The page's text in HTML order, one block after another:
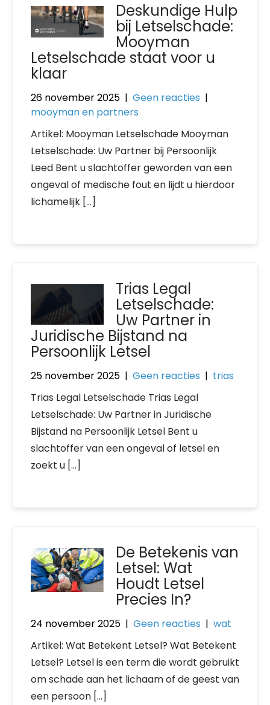
Deskundige Hulp
bij Letselschade:
Mooyman
Letselschade staat voor u
klaar
26 november 2025 | Geen reacties |
mooyman en partners
Artikel: Mooyman Letselschade Mooyman
Letselschade: Uw Partner bij Persoonlijk
Leed Bent u slachtoffer geworden van een
ongeval of medische fout en lijdt u hierdoor
lichamelijk […]
Trias Legal
Letselschade:
Uw Partner in
Juridische Bijstand na
Persoonlijk Letsel
25 november 2025 | Geen reacties | trias
Trias Legal Letselschade Trias Legal
Letselschade: Uw Partner in Juridische
Bijstand na Persoonlijk Letsel Bent u
slachtoffer van een ongeval of letsel en
zoekt u […]
De Betekenis van
Letsel: Wat
Houdt Letsel
Precies In?
24 november 2025 | Geen reacties | wat
Artikel: Wat Betekent Letsel? Wat Betekent
Letsel? Letsel is een term die wordt gebruikt
om schade aan het lichaam of de geest van
een persoon […]